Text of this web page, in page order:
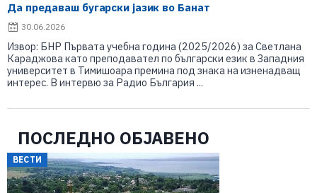
Да предаваш бугарски јазик во Банат
30.06.2026
Извор: БНР Първата учебна година (2025/2026) за Светлана
Караджова като преподавател по български език в Западния
университет в Тимишоара премина под знака на изненадващ
интерес. В интервю за Радио България ...
ПОСЛЕДНО ОБЈАВЕНО
ВЕСТИ